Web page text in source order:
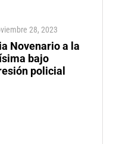
28, 2023
Novenario a la
bajo
policial